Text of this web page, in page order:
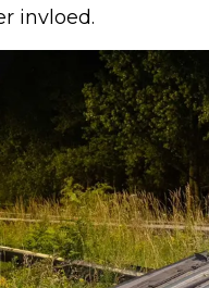
invloed.